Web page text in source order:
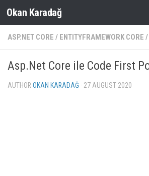
Skip to content
Okan Karadağ
ASP.NET CORE / ENTITYFRAMEWORK CORE /
Asp.Net Core ile Code First
AUTHOR OKAN KARADAĞ · 27 AUGUST 2020